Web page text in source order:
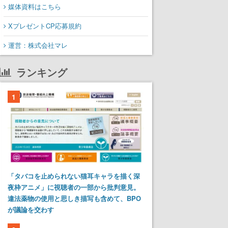
媒体資料はこちら
XプレゼントCP応募規約
運営：株式会社マレ
ランキング
1
「タバコを止められない猫耳キャラを描く深
夜枠アニメ」に視聴者の一部から批判意見。
違法薬物の使用と思しき描写も含めて、BPO
が議論を交わす